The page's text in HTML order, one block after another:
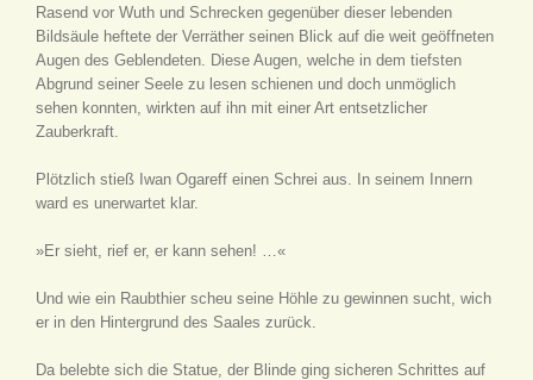
Rasend vor Wuth und Schrecken gegenüber dieser lebenden
Bildsäule heftete der Verräther seinen Blick auf die weit geöffneten
Augen des Geblendeten. Diese Augen, welche in dem tiefsten
Abgrund seiner Seele zu lesen schienen und doch unmöglich
sehen konnten, wirkten auf ihn mit einer Art entsetzlicher
Zauberkraft.
Plötzlich stieß Iwan Ogareff einen Schrei aus. In seinem Innern
ward es unerwartet klar.
»Er sieht, rief er, er kann sehen! …«
Und wie ein Raubthier scheu seine Höhle zu gewinnen sucht, wich
er in den Hintergrund des Saales zurück.
Da belebte sich die Statue, der Blinde ging sicheren Schrittes auf